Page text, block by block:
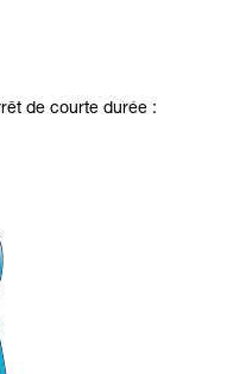
de courte durée :